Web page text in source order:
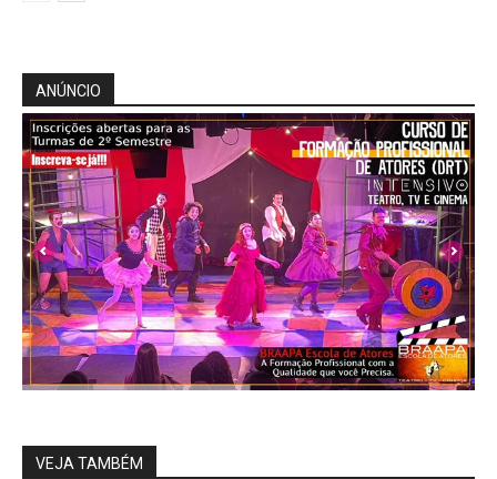
ANÚNCIO
VEJA TAMBÉM